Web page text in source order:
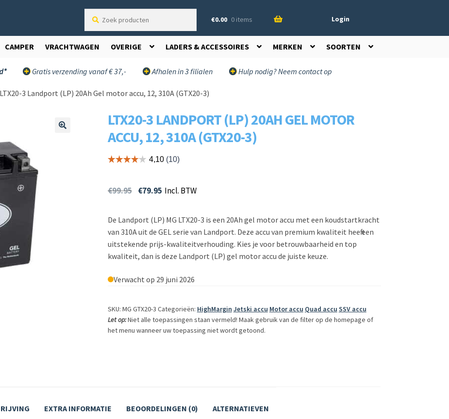
€0.00 0 items
producten
CAMPER VRACHTWAGEN OVERIGE LADERS & ACCESSOIRES MERKEN SOORTEN
Gratis verzending vanaf € 37,- Afhalen in 3 filialen Hulp nodig? Neem contact op
LTX20-3 Landport (LP) 20Ah Gel motor accu, 12, 310A (GTX20-3)
LTX20-3 LANDPORT (LP) 20AH GEL MOTOR
ACCU, 12, 310A (GTX20-3)
€99.95 €79.95 Incl. BTW
De Landport (LP) MG LTX20-3 is een 20Ah gel motor accu met een koudstartkracht
van 310A uit de GEL serie van Landport. Deze accu van premium kwaliteit heeft een
uitstekende prijs-kwaliteitverhouding. Kies je voor betrouwbaarheid en top
kwaliteit, dan is deze Landport (LP) gel motor accu de juiste keuze.
Verwacht op 29 juni 2026
SKU: MG GTX20-3 Categorieën: HighMargin Jetski accu Motor accu Quad accu SSV accu
Let op:Niet alle toepassingen staan vermeld! Maak gebruik van de filter op de homepage of
het menu wanneer uw toepassing niet wordt getoond.
EXTRA INFORMATIE BEOORDELINGEN (0) ALTERNATIEVEN
Login